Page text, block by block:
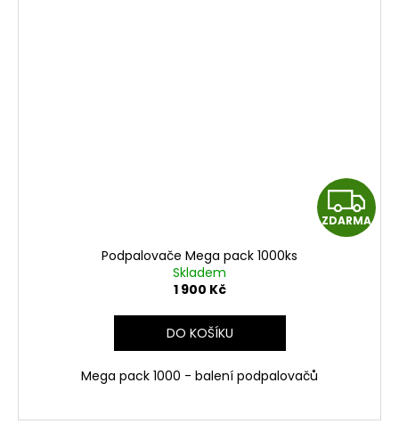
Z
D
ZDARMA
Podpalovače Mega pack 1000ks
Skladem
1 900 Kč
DO KOŠÍKU
Mega pack 1000 - balení podpalovačů